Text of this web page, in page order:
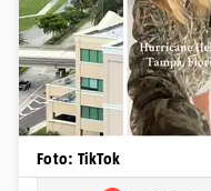
Foto: TikTok